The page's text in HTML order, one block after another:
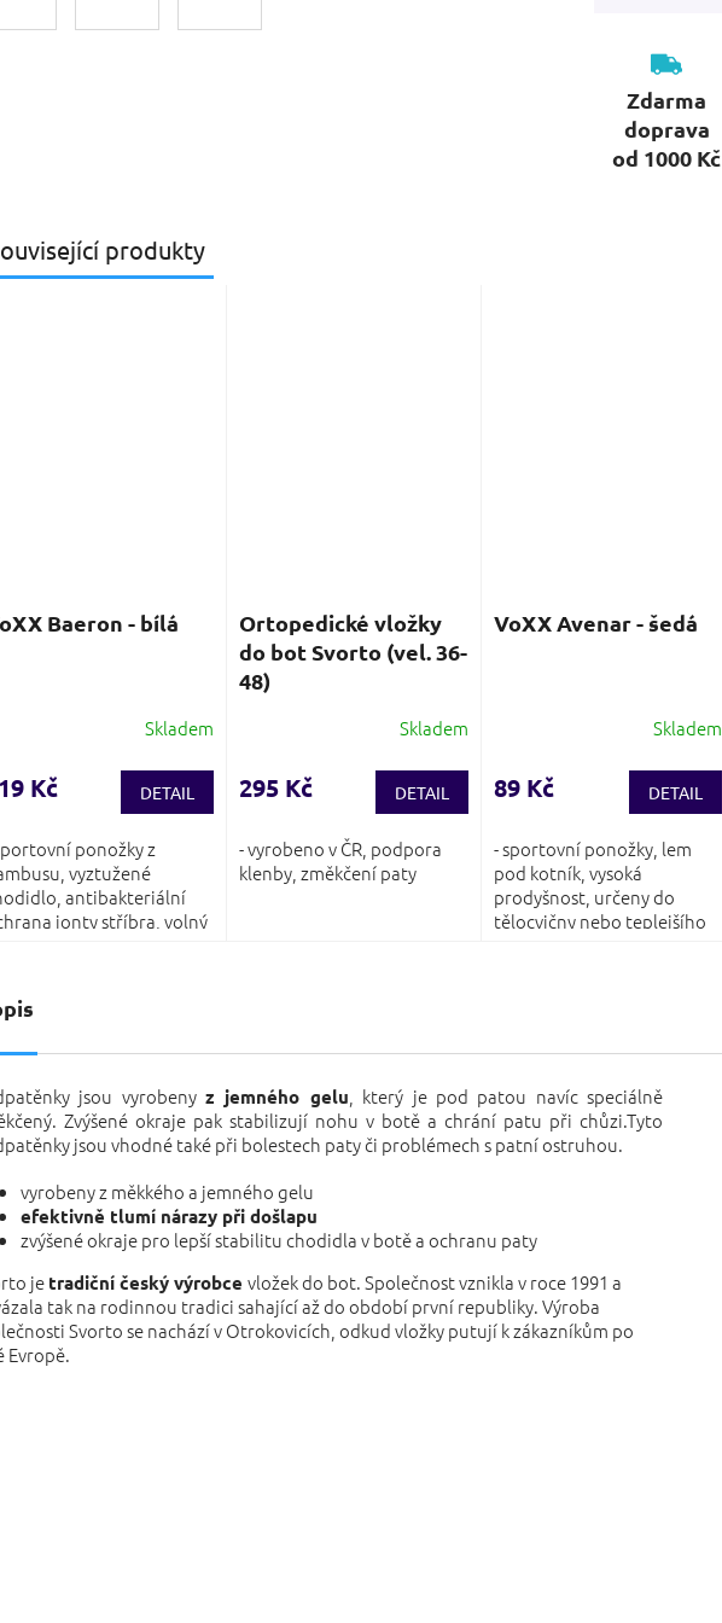
Zdarma
doprava
od 1000 Kč
produkty
Baeron - bílá
Skladem
Kč DETAIL
ponožky z
vyztužené
antibakteriální
ionty stříbra, volný
Ortopedické vložky
do bot Svorto (vel. 36-
48)
produktu
je
z
5
Skladem
295 Kč DETAIL
- vyrobeno v ČR, podpora
klenby, změkčení paty
VoXX Avenar - šedá
Skladem
89 Kč DETAIL
- sportovní ponožky, lem
pod kotník, vysoká
prodyšnost, určeny do
tělocvičny nebo teplejšího
jsou vyrobenyz jemného gelu , který je pod patou navíc speciálně
Zvýšené okraje pak stabilizují nohu v botě a chrání patu při chůzi.Tyto
jsou vhodné také při bolestech paty či problémech s patní ostruhou.
vyrobeny z měkkého a jemného gelu
efektivně tlumí nárazy při došlapu
zvýšené okraje pro lepší stabilitu chodidla v botě a ochranu paty
jetradiční český výrobce vložek do bot. Společnost vznikla v roce 1991 a
tak na rodinnou tradici sahající až do období první republiky. Výroba
Svorto se nachází v Otrokovicích, odkud vložky putují k zákazníkům po
Evropě.